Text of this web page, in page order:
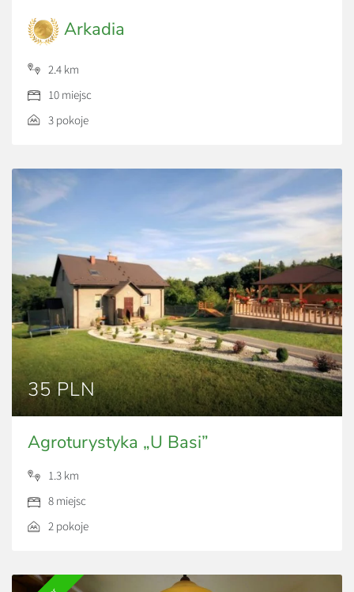
Arkadia
2.4 km
10 miejsc
3 pokoje
35 PLN
Agroturystyka „U Basi”
1.3 km
8 miejsc
2 pokoje